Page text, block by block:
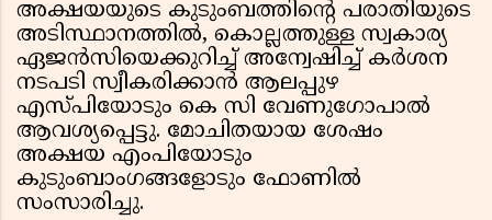
അക്ഷയയുടെ കുടുംബത്തിന്റെ പരാതിയുടെ
അടിസ്ഥാനത്തിൽ, കൊല്ലത്തുള്ള സ്വകാര്യ
ഏജൻസിയെക്കുറിച്ച് അന്വേഷിച്ച് കർശന
നടപടി സ്വീകരിക്കാൻ ആലപ്പുഴ
എസ്പിയോടും കെ സി വേണുഗോപാൽ
ആവശ്യപ്പെട്ടു. മോചിതയായ ശേഷം
അക്ഷയ എംപിയോടും
കുടുംബാംഗങ്ങളോടും ഫോണിൽ
സംസാരിച്ചു.